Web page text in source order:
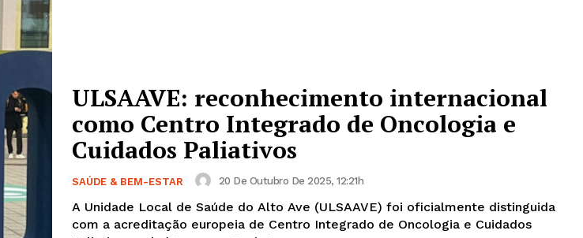
ULSAAVE: reconhecimento internacional
como Centro Integrado de Oncologia e
Cuidados Paliativos
SAÚDE & BEM-ESTAR 20 De Outubro De 2025, 12:21h
A Unidade Local de Saúde do Alto Ave (ULSAAVE) foi oficialmente distinguida
com a acreditação europeia de Centro Integrado de Oncologia e Cuidados